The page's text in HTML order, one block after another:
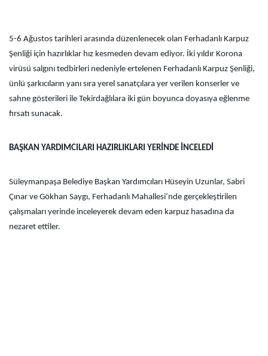
5-6 Ağustos tarihleri arasında düzenlenecek olan Ferhadanlı Karpuz
Şenliği için hazırlıklar hız kesmeden devam ediyor. İki yıldır Korona
virüsü salgını tedbirleri nedeniyle ertelenen Ferhadanlı Karpuz Şenliği,
ünlü şarkıcıların yanı sıra yerel sanatçılara yer verilen konserler ve
sahne gösterileri ile Tekirdağlılara iki gün boyunca doyasıya eğlenme
fırsatı sunacak.
BAŞKAN YARDIMCILARI HAZIRLIKLARI YERİNDE İNCELEDİ
Süleymanpaşa Belediye Başkan Yardımcıları Hüseyin Uzunlar, Sabri
Çınar ve Gökhan Saygı, Ferhadanlı Mahallesi’nde gerçekleştirilen
çalışmaları yerinde inceleyerek devam eden karpuz hasadına da
nezaret ettiler.